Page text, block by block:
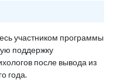
участником программы
поддержку
после вывода из
года.